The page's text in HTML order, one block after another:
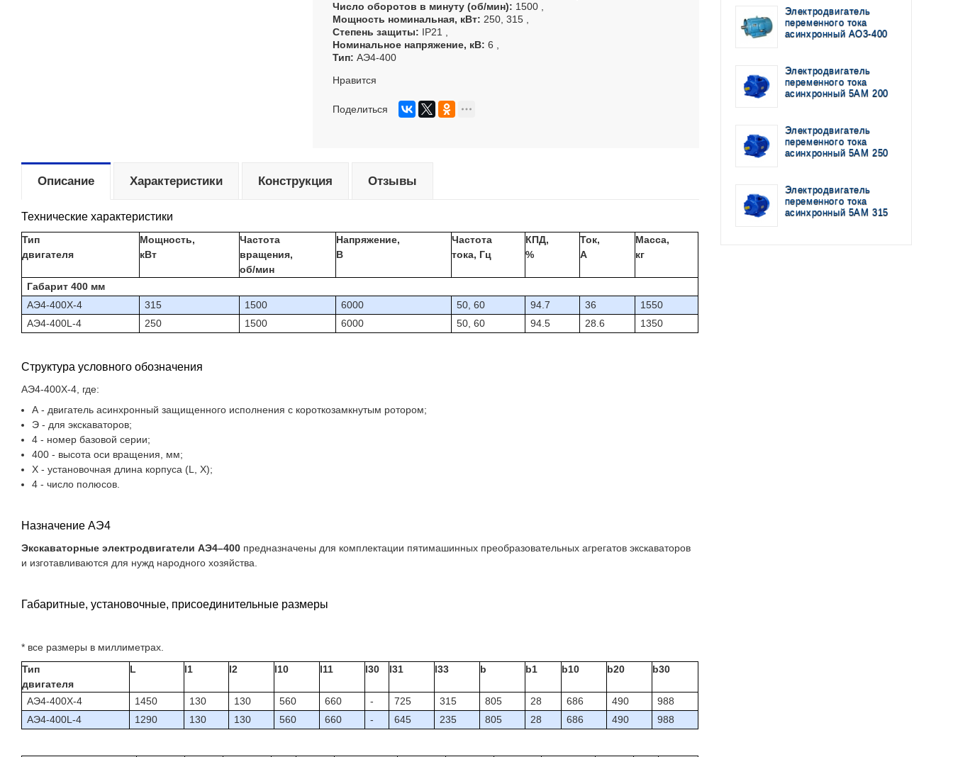
Число оборотов в минуту (об/мин)
1500
Мощность номинальная, кВт
250, 315
Степень защиты
IP21
Номинальное напряжение, кВ 6
Тип АЭ4-400
Нравится
Поделиться
Описание
Технические характеристики
Тип
двигателя
Мощность,
кВт
Частота
вращения,
об/мин
Напряжение,
В
Частота
тока, Гц
КПД,
%
Ток,
А
Масса,
кг
Габарит 400 мм
АЭ4-400X-4
315 1500 6000 50, 60 94.7 36
1550
АЭ4-400L-4
250 1500 6000 50, 60 94.5 28.6 1350
Структура условного обозначения
АЭ4-400X-4, где:
А - двигатель асинхронный защищенного исполнения с короткозамкнутым ротором;
Э - для экскаваторов;
4 - номер базовой серии;
400 - высота оси вращения, мм;
Х - установочная длина корпуса (L, Х);
4 - число полюсов.
Назначение АЭ4
Экскаваторные электродвигатели АЭ4–400 предназначены для комплектации пятимашинных преобразовательных агрегатов экскаваторов
и изготавливаются для нужд народного хозяйства.
Габаритные, установочные, присоединительные размеры
* все размеры в миллиметрах.
Тип
двигателя
L l1 l2 l10 l11 l30 l31 l33 b b1 b10 b20 b30
АЭ4-400X-4 1450 130 130 560 660 - 725 315 805 28 686 490
988
АЭ4-400L-4
1290 130 130 560 660 - 645 235 805 28 686 490 988
Характеристики Конструкция Отзывы
Электродвигатель
переменного тока
асинхронный АО3-400
Электродвигатель
переменного тока
асинхронный 5АМ 200
Электродвигатель
переменного тока
асинхронный 5АМ 250
Электродвигатель
переменного тока
асинхронный 5AM 315